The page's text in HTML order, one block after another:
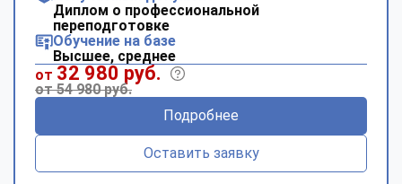
Диплом о профессиональной
переподготовке
Обучение на базе
Высшее, среднее
от 32 980 руб.
от 54 980 руб.
Подробнее
Оставить заявку